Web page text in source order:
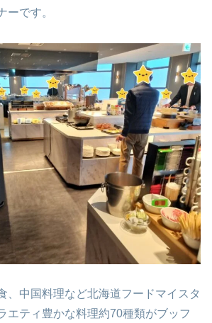
ーです。
、中国料理など北海道フードマイスタ
エティ豊かな料理約70種類がブッフ